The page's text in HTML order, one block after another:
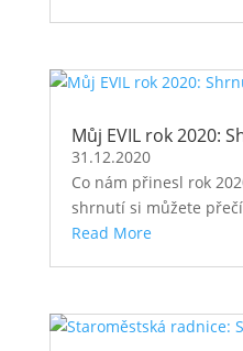
Můj EVIL rok 2020:
31.12.2020
Co nám přinesl rok
shrnutí si můžete
Read More